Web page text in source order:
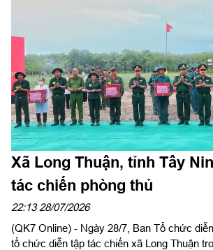
Xã Long Thuận, tỉnh Tây
tác chiến phòng thủ
22:13 28/07/2026
(QK7 Online) - Ngày 28/7, Ban Tổ chức
tổ chức diễn tập tác chiến xã Long Thuận